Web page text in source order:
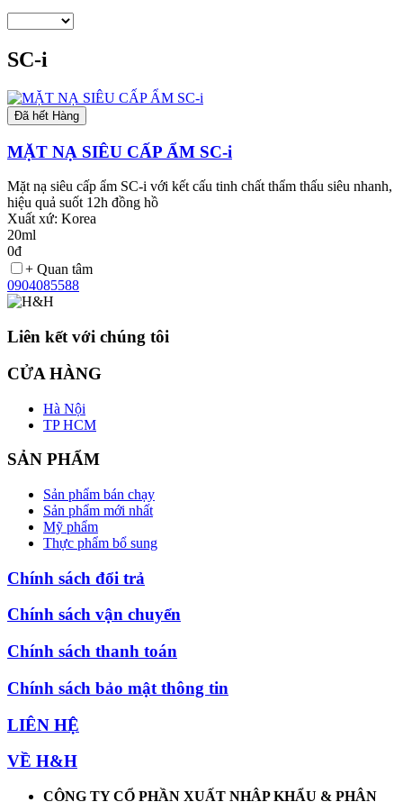
SC-i
Đã hết Hàng
MẶT NẠ SIÊU CẤP ẨM SC-i
Mặt nạ siêu cấp ẩm SC-i với kết cấu tinh chất thẩm thấu siêu nhanh,
hiệu quả suốt 12h đồng hồ
Xuất xứ: Korea
20ml
0đ
+ Quan tâm
0904085588
Liên kết với chúng tôi
CỬA HÀNG
Hà Nội
TP HCM
SẢN PHẨM
Sản phẩm bán chạy
Sản phẩm mới nhất
Mỹ phẩm
Thực phẩm bổ sung
Chính sách đổi trả
Chính sách vận chuyển
Chính sách thanh toán
Chính sách bảo mật thông tin
LIÊN HỆ
VỀ H&H
CÔNG TY CỔ PHẦN XUẤT NHẬP KHẨU & PHÂN